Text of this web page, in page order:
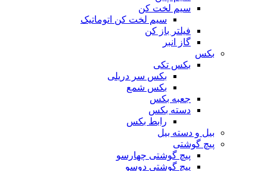
سیم لخت کن
سیم لخت کن اتوماتیک
فیلتر باز کن
گاز انبر
بکس
بکس تکی
بکس سر دریلی
بکس شمع
جعبه بکس
دسته بکس
رابط بکس
بیل و دسته بیل
پیچ گوشتی
پیچ گوشتی چهارسو
پیچ گوشتی دوسو